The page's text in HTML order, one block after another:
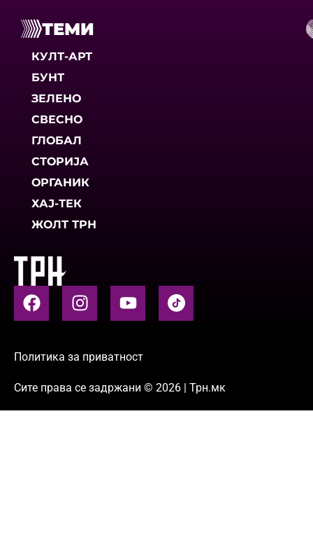
ТЕМИ
КУЛТ-АРТ
БУНТ
ЗЕЛЕНО
СВЕСНО
ГЛОБАЛ
СТОРИЈА
ОРГАНИК
ХАЈ-ТЕК
ЖОЛТ ТРН
Политика за приватност
Сите права се задржани © 2026 | Трн.мк